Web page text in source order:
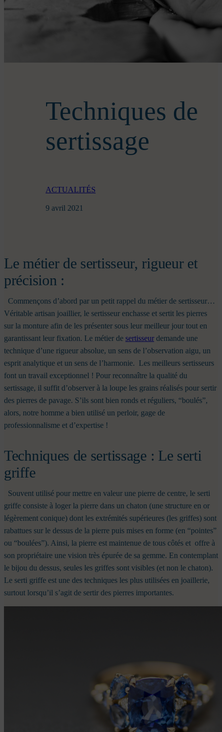
Techniques de
sertissage
ACTUALITÉS
9 avril 2021
Le métier de sertisseur, rigueur et
précision :
Commençons d’abord par un petit rappel du métier de sertisseur…
Véritable artisan joaillier, le sertisseur enchasse et sertit les pierres
sur la monture afin de les présenter sous leur meilleur jour tout en
garantissant leur fixation. Le métier de sertisseur demande une
technique d’une rigueur absolue, un sens de l’observation aigu, un
esprit analytique et un sens de l’harmonie. Les meilleurs sertisseurs
font un travail exceptionnel ! Pour reconnaître la qualité du
sertissage, il suffit d’observer à la loupe les grains réalisés pour sertir
des pierres de pavage. S’ils sont bien ronds et réguliers, “boulés”,
alors, notre homme a bien utilisé un perloir, gage de
professionnalisme et d’expertise !
Techniques de sertissage : Le serti
griffe
Souvent utilisé pour mettre en valeur une pierre de centre, le serti
griffe consiste à loger la pierre dans un chaton (une structure en or
légèrement conique) dont les extrémités supérieures (les griffes) sont
rabattues sur le dessus de la pierre puis mises en forme (en “pointes”
ou “boulées”). Ainsi, la pierre est maintenue de tous côtés et offre à
son propriétaire une vision très épurée de sa gemme. En contemplant
le bijou du dessus, seules les griffes sont visibles (et non le chaton).
Le serti griffe est une des techniques les plus utilisées en joaillerie,
surtout lorsqu’il s’agit de sertir des pierres importantes.